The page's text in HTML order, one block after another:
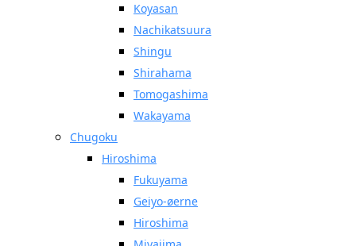
Koyasan
Nachikatsuura
Shingu
Shirahama
Tomogashima
Wakayama
Chugoku
Hiroshima
Fukuyama
Geiyo-øerne
Hiroshima